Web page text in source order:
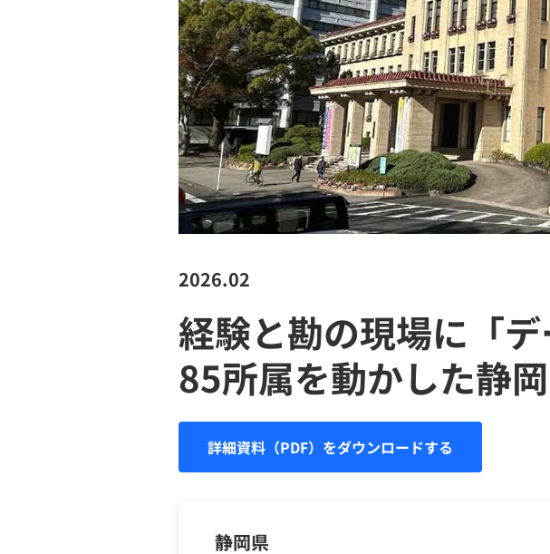
2026.02
経験と勘の現場に「
85所属を動かした静
詳細資料（PDF）をダウンロードする
静岡県